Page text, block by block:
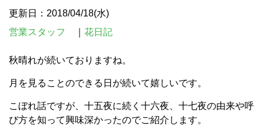
更新日：2018/04/18(水)
営業スタッフ
花日記
秋晴れが続いておりますね。
月を見ることのできる日が続いて嬉しいです。
こぼれ話ですが、十五夜に続く十六夜、十七夜の由来や呼
び方を知って興味深かったのでご紹介します。